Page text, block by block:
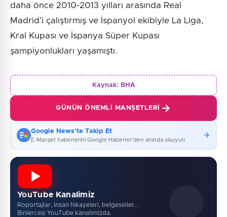
daha önce 2010-2013 yılları arasında Real
Madrid’i çalıştırmış ve İspanyol ekibiyle La Liga,
Kral Kupası ve İspanya Süper Kupası
şampiyonlukları yaşamıştı.
Kaynak: BHA
GÜNÜN ÖNEMLI MANŞETLERI
Google News'te Takip Et
E-Manşet haberlerini Google Haberler'den anında okuyun
YouTube Kanalimiz
Roportajlar, insan hikayeleri, belgeseller...
Binlercesi YouTube kanalimizda.